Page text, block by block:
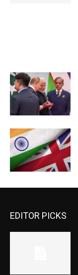
EDITOR PICKS